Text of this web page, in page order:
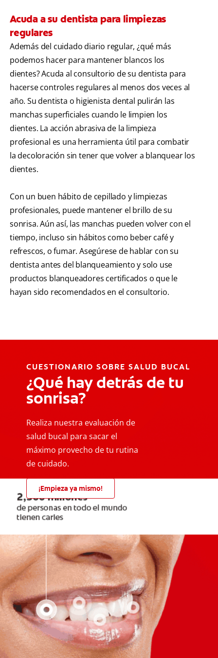
Acuda a su dentista para limpiezas
regulares
Además del cuidado diario regular, ¿qué más
podemos hacer para mantener blancos los
dientes? Acuda al consultorio de su dentista para
hacerse controles regulares al menos dos veces al
año. Su dentista o higienista dental pulirán las
manchas superficiales cuando le limpien los
dientes. La acción abrasiva de la limpieza
profesional es una herramienta útil para combatir
la decoloración sin tener que volver a blanquear los
dientes.
Con un buen hábito de cepillado y limpiezas
profesionales, puede mantener el brillo de su
sonrisa. Aún así, las manchas pueden volver con el
tiempo, incluso sin hábitos como beber café y
refrescos, o fumar. Asegúrese de hablar con su
dentista antes del blanqueamiento y solo use
productos blanqueadores certificados o que le
hayan sido recomendados en el consultorio.
CUESTIONARIO SOBRE SALUD BUCAL
¿Qué hay detrás de tu
sonrisa?
Realiza nuestra evaluación de
salud bucal para sacar el
máximo provecho de tu rutina
de cuidado.
¡Empieza ya mismo!